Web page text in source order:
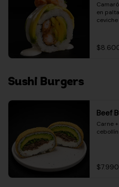
en
Sushi Burgers
Beef
Carne
cebollín
$7.990